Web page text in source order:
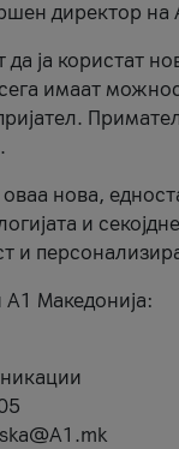
директор на
ја користат
имаат
нова,
и
и
Македонија: